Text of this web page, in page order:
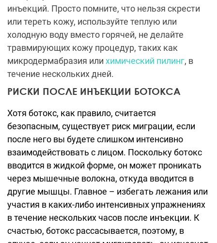
инъекций. Просто помните, что нельзя скрести
или тереть кожу, используйте теплую или
холодную воду вместо горячей, не делайте
травмирующих кожу процедур, таких как
микродермабразия или химический пилинг, в
течение нескольких дней.
РИСКИ ПОСЛЕ ИНЪЕКЦИИ БОТОКСА
Хотя ботокс, как правило, считается
безопасным, существует риск миграции, если
после него вы будете слишком интенсивно
взаимодействовать с лицом. Поскольку ботокс
вводится в жидкой форме, он может проникать
через мышечные волокна, откуда вводится в
другие мышцы. Главное – избегать лежания или
участия в каких-либо интенсивных упражнениях
в течение нескольких часов после инъекции. К
счастью, ботокс рассасывается, поэтому, в